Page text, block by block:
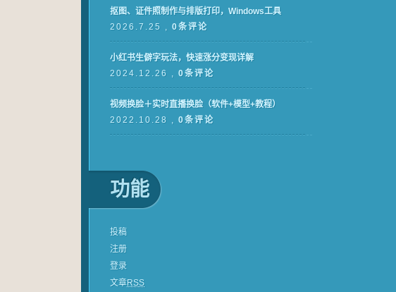
抠图、证件照制作与排版打印，Windows工具
2026.7.25 , 0条评论
小红书生僻字玩法，快速涨分变现详解
2024.12.26 , 0条评论
视频换脸＋实时直播换脸（软件+模型+教程）
2022.10.28 , 0条评论
功能
投稿
注册
登录
文章RSS